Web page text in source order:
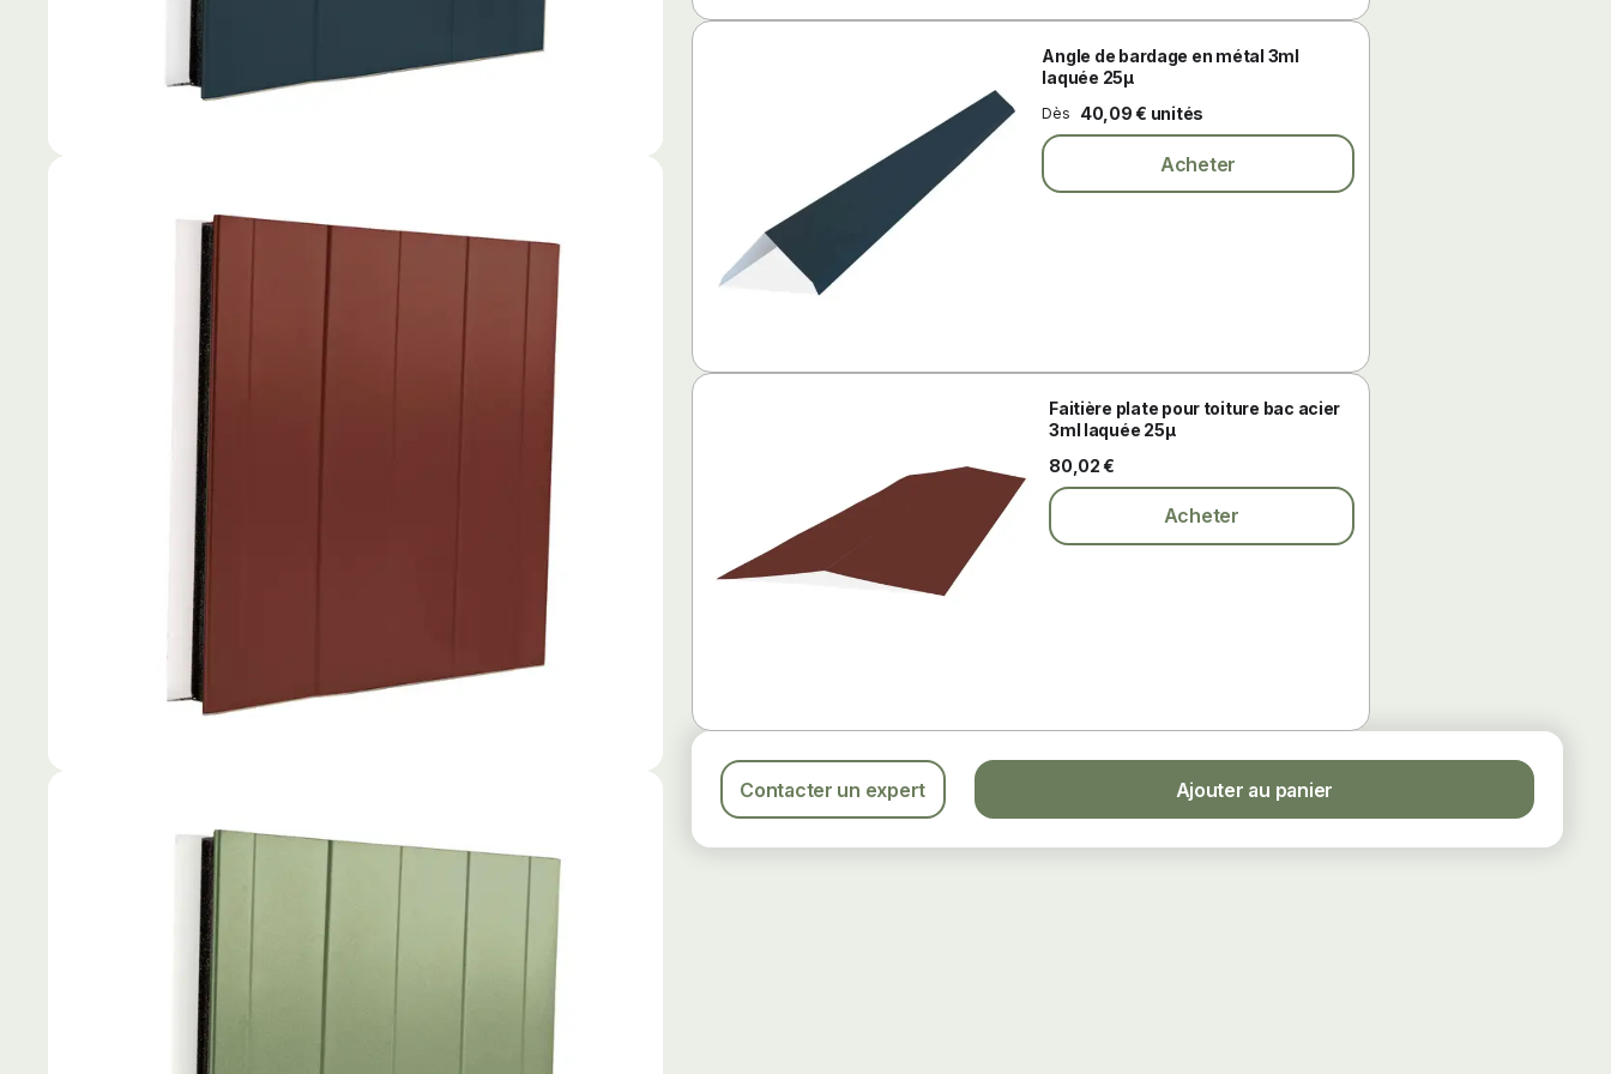
Angle de bardage en métal 3ml
laquée 25µ
Dès 40,09 € unités
Acheter
Faitière plate pour toiture bac acier
3ml laquée 25µ
80,02 €
Acheter
Contacter un expert Ajouter au panier